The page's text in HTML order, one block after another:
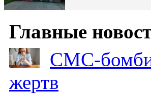
Главные
СМС-
жертв